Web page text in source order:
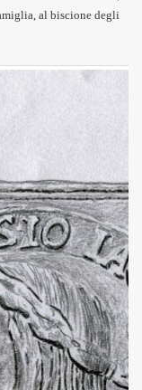
al biscione degli